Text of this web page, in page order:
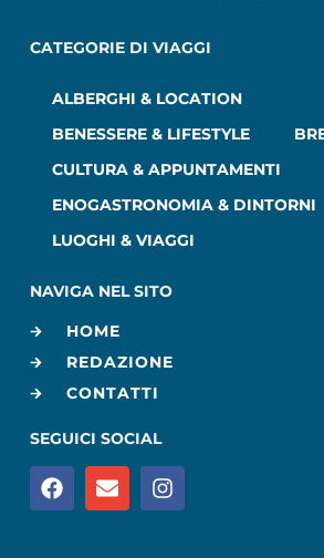
CATEGORIE DI VIAGGI
ALBERGHI & LOCATION
BENESSERE & LIFESTYLE
CULTURA & APPUNTAMENTI
ENOGASTRONOMIA & DINTORNI
LUOGHI & VIAGGI
NAVIGA NEL SITO
HOME
REDAZIONE
CONTATTI
SEGUICI SOCIAL